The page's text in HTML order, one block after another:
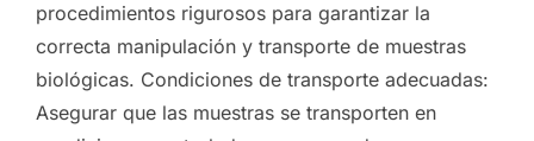
procedimientos rigurosos para garantizar la
correcta manipulación y transporte de muestras
biológicas. Condiciones de transporte adecuadas:
Asegurar que las muestras se transporten en